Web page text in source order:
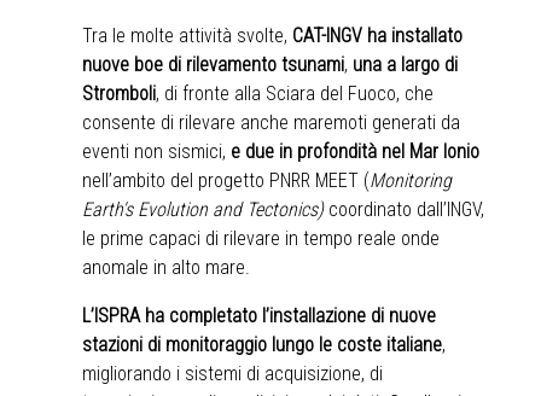
Tra le molte attività svolte, CAT-INGV ha installato
nuove boe di rilevamento tsunami, una a largo di
Stromboli, di fronte alla Sciara del Fuoco, che
consente di rilevare anche maremoti generati da
eventi non sismici, e due in profondità nel Mar Ionio
nell’ambito del progetto PNRR MEET (Monitoring
Earth's Evolution and Tectonics)coordinato dall’INGV,
le prime capaci di rilevare in tempo reale onde
anomale in alto mare.
L’ISPRA ha completato l’installazione di nuove
stazioni di monitoraggio lungo le coste italiane,
migliorando i sistemi di acquisizione, di